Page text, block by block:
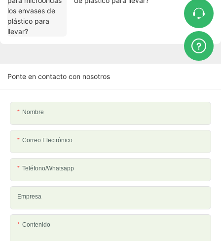
Ponte en contacto con nosotros
Nombre
Correo Electrónico
Teléfono/whatsapp
Empresa
Contenido